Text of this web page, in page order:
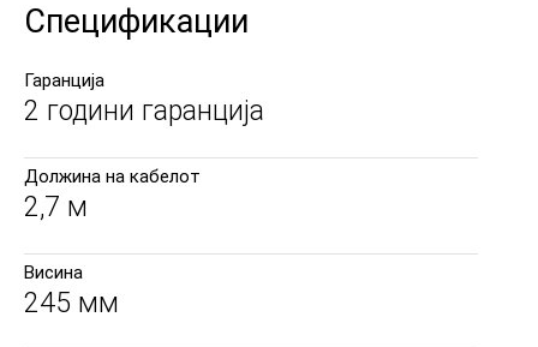
Спецификации
Гаранција
2 години гаранција
Должина на кабелот
2,7 м
Висина
245 мм